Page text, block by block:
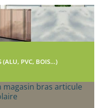
(ALU, PVC, BOIS…)